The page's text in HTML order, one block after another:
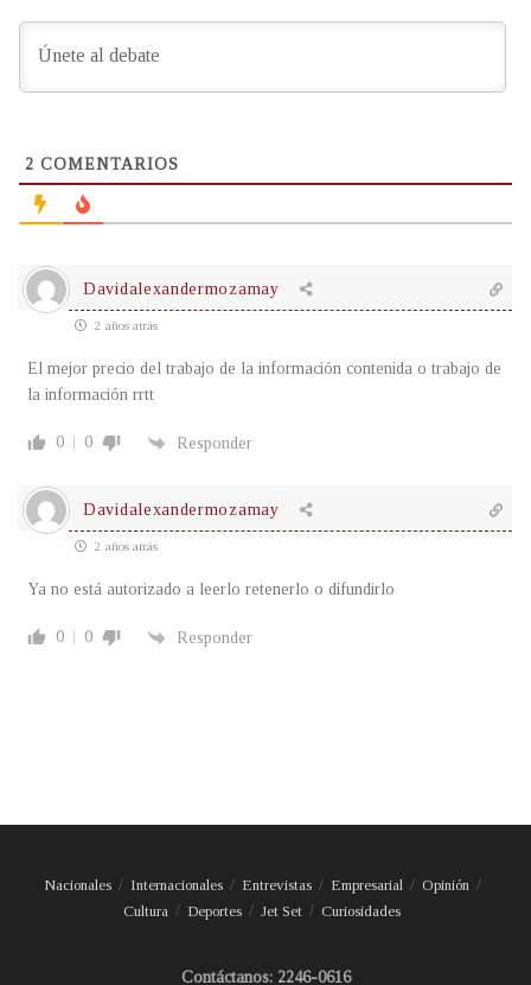
2 COMENTARIOS
Davidalexandermozamay
2 años atrás
El mejor precio del trabajo de la información contenida o trabajo de
la información rrtt
0 0 Responder
Davidalexandermozamay
2 años atrás
Ya no está autorizado a leerlo retenerlo o difundirlo
0 0 Responder
Nacionales Internacionales Entrevistas Empresarial
Opinión
Cultura
Deportes Jet Set Curiosidades
Contáctanos: 2246-0616